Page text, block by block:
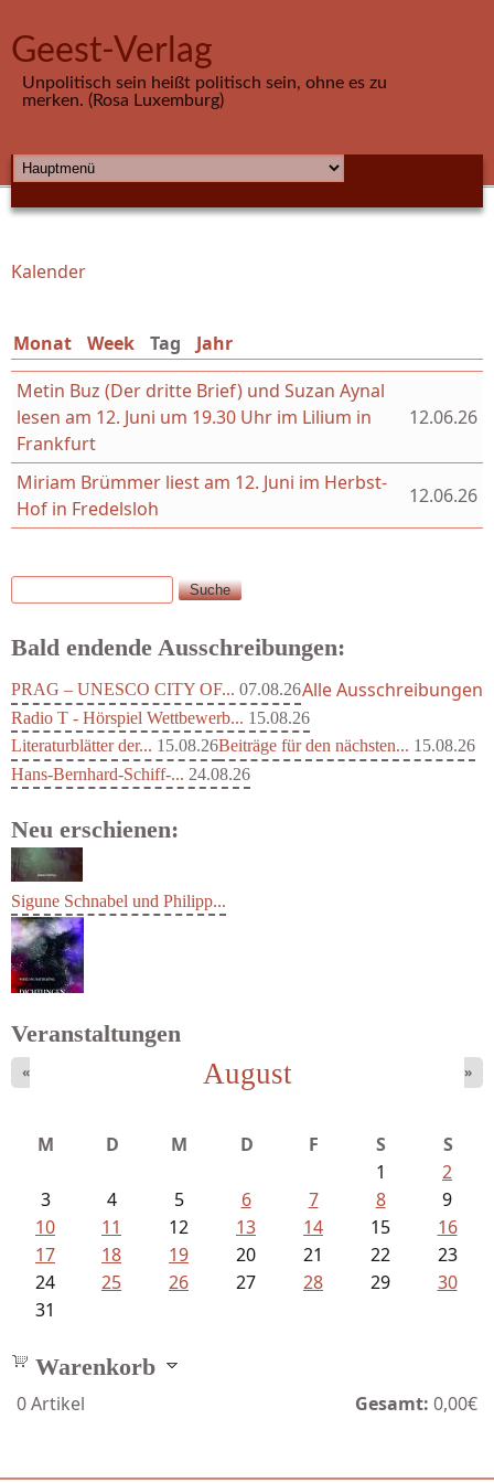
Geest-Verlag
Unpolitisch sein heißt politisch sein, ohne es zu
merken. (Rosa Luxemburg)
HAUPTMENÜ
Sie sind hier
Kalender
Monat Week Tag (aktiver Reiter)
Jahr
Metin Buz (Der dritte Brief) und Suzan Aynal
lesen am 12. Juni um 19.30 Uhr im Lilium in
Frankfurt
12.06.26
Miriam Brümmer liest am 12. Juni im Herbst-
Hof in Fredelsloh
12.06.26
Suchformular
Suche
Bald endende Ausschreibungen:
PRAG – UNESCO CITY OF... 07.08.26
Radio T - Hörspiel Wettbewerb... 15.08.26
Literaturblätter der... 15.08.26Beiträge für den nächsten... 15.08.26
Hans-Bernhard-Schiff-... 24.08.26
Alle Ausschreibungen
Neu erschienen:
Mayer König, Wolfgang - Dichtungen...
Sigune Schnabel und Philipp...
Veranstaltungen
August
« »
M D M D F S
S
1
2
3
4 5 6 7 8
9
10
11 12 13 14 15
16
17
18 19 20 21 22
23
24
25 26 27 28 29
30
31
Warenkorb
0Artikel Gesamt: 0,00€